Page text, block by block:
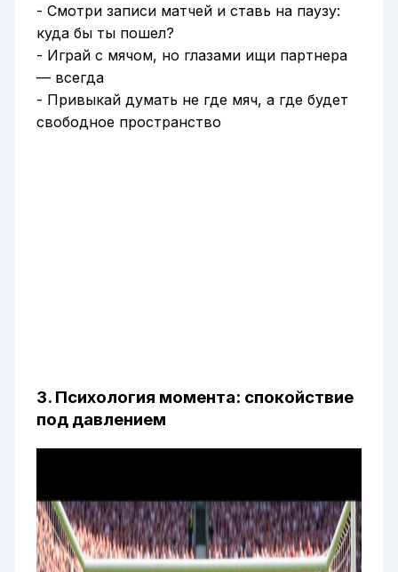
- Смотри записи матчей и ставь на паузу:
куда бы ты пошел?
- Играй с мячом, но глазами ищи партнера
— всегда
- Привыкай думать не где мяч, а где будет
свободное пространство
3. Психология момента: спокойствие
под давлением